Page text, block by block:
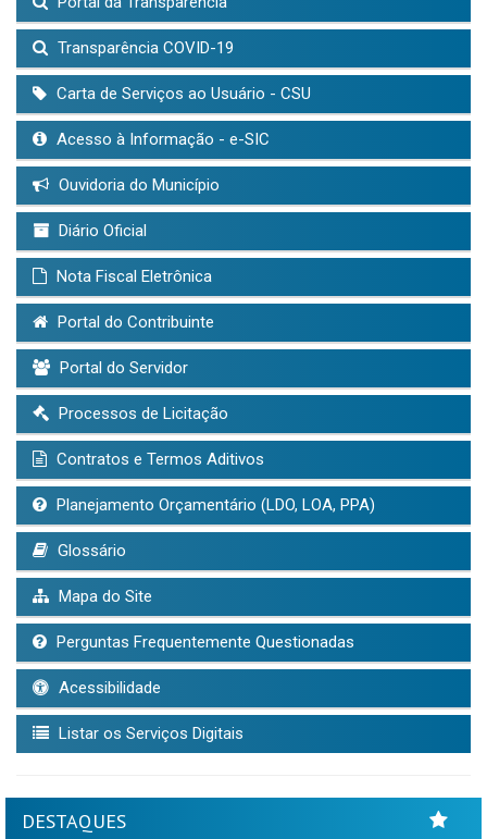
Transparência COVID-19
Carta de Serviços ao Usuário - CSU
Acesso à Informação - e-SIC
Ouvidoria do Município
Diário Oficial
Nota Fiscal Eletrônica
Portal do Contribuinte
Portal do Servidor
Processos de Licitação
Contratos e Termos Aditivos
Planejamento Orçamentário (LDO, LOA, PPA)
Glossário
Mapa do Site
Perguntas Frequentemente Questionadas
Acessibilidade
Listar os Serviços Digitais
DESTAQUES